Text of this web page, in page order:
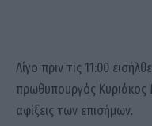
Λίγο πριν τις 11:00
πρωθυπουργός Κυριάκος
αφίξεις των επισήμων.